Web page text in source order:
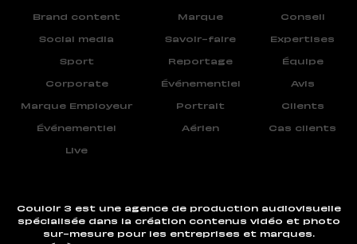
Brand content
Social media
Sport
Corporate
Marque Employeur
Événementiel
Live
Marque
Savoir-faire
Reportage
Événementiel
Portrait
Aérien
Conseil
Expertises
Équipe
Avis
Clients
Cas clients
Couloir 3 est une agence de production audiovisuelle
spécialisée dans la création contenus vidéo et photo
sur-mesure pour les entreprises et marques.